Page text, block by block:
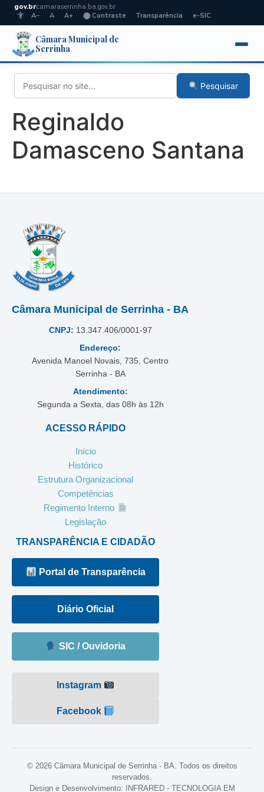
gov.brcamaraserrinha.ba.gov.br
A−
A A+ ⬤ Contraste Transparência e-SIC
Câmara Municipal de
Serrinha
Pesquisar
Reginaldo
Damasceno Santana
Câmara Municipal de Serrinha - BA
CNPJ: 13.347.406/0001-97
Endereço:
Avenida Manoel Novais, 735, Centro
Serrinha - BA
Atendimento:
Segunda a Sexta, das 08h às 12h
ACESSO RÁPIDO
Início
Histórico
Estrutura Organizacional
Competências
Regimento Interno
Legislação
TRANSPARÊNCIA E CIDADÃO
Portal de Transparência
Diário Oficial
SIC / Ouvidoria
Instagram
Facebook
© 2026 Câmara Municipal de Serrinha - BA. Todos os direitos
reservados.
Design e Desenvolvimento: INFRARED - TECNOLOGIA EM